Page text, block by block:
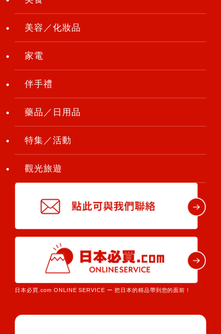
美容／化妝品
家電
伴手禮
藥品／日用品
特集／活動
觀光旅遊
日本必買.com ONLINE SERVICE ー 把日本的精品帶到您的面前！